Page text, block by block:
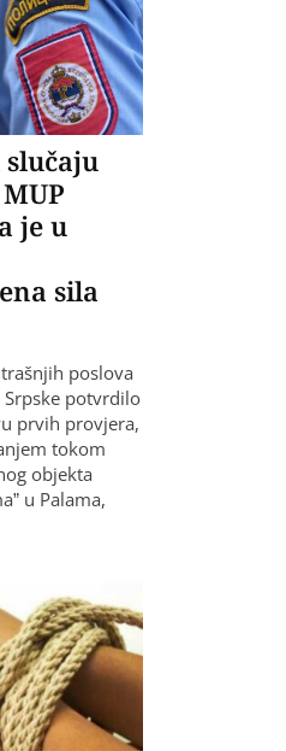
je u
sila
poslova
Srpske potvrdilo
prvih provjera,
tokom
objekta
u Palama,